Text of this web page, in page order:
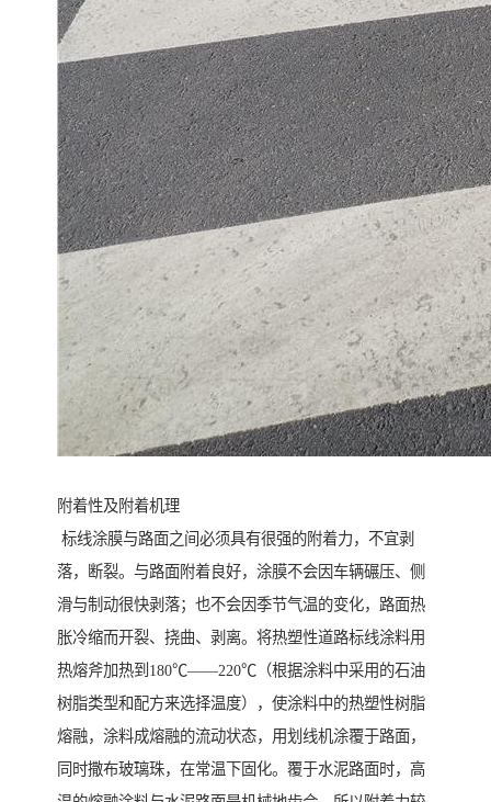
附着性及附着机理
标线涂膜与路面之间必须具有很强的附着力，不宜剥
落，断裂。与路面附着良好，涂膜不会因车辆碾压、侧
滑与制动很快剥落；也不会因季节气温的变化，路面热
胀冷缩而开裂、挠曲、剥离。将热塑性道路标线涂料用
热熔斧加热到180℃——220℃（根据涂料中采用的石油
树脂类型和配方来选择温度），使涂料中的热塑性树脂
熔融，涂料成熔融的流动状态，用划线机涂覆于路面，
同时撒布玻璃珠，在常温下固化。覆于水泥路面时，高